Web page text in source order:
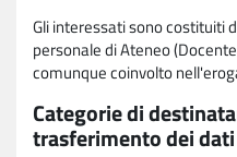
Gli interessati sono costituiti
personale di Ateneo
comunque coinvolto
Categorie di
trasferimento dei dati